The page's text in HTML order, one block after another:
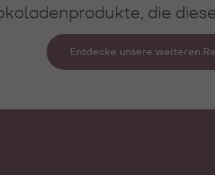
die
Entdecke unsere weiteren